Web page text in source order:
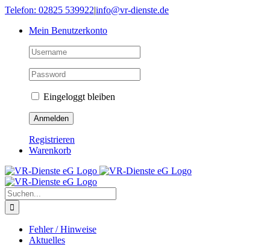
Skip
content
Telefon: 02825 539922|info@vr-dienste.de
Mein Benutzerkonto
Eingeloggt bleiben
Registrieren
Warenkorb
Suche
nach:
Fehler / Hinweise
Aktuelles